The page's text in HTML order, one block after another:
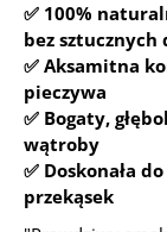
✅ 100%
bez
✅ Aksamitna
pieczywa
✅ Bogaty,
wątroby
✅ Doskonała
przekąsek